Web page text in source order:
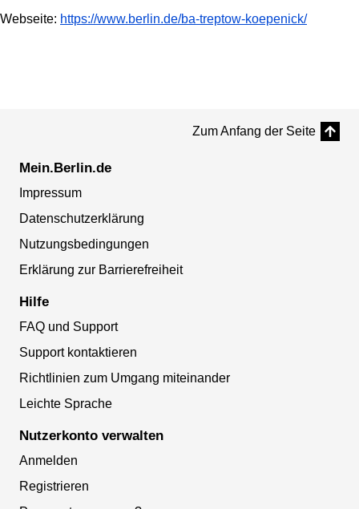
Webseite: https://www.berlin.de/ba-treptow-koepenick/
Zum Anfang der Seite
Mein.Berlin.de
Impressum
Datenschutzerklärung
Nutzungsbedingungen
Erklärung zur Barrierefreiheit
Hilfe
FAQ und Support
Support kontaktieren
Richtlinien zum Umgang miteinander
Leichte Sprache
Nutzerkonto verwalten
Anmelden
Registrieren